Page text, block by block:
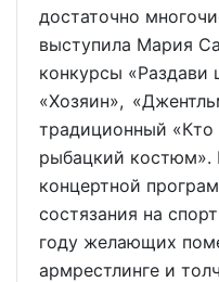
достаточно
выступила Мария
конкурсы «Раздави
«Хозяин»,
традиционный «Кто
рыбацкий костюм».
концертной
состязания на
году желающих
армрестлинге и